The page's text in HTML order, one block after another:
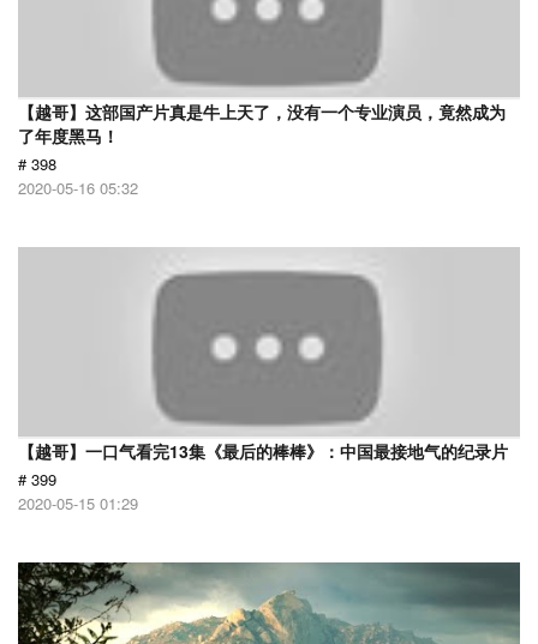
【越哥】这部国产片真是牛上天了，没有一个专业演员，竟然成为
了年度黑马！
# 398
2020-05-16 05:32
【越哥】一口气看完13集《最后的棒棒》：中国最接地气的纪录片
# 399
2020-05-15 01:29